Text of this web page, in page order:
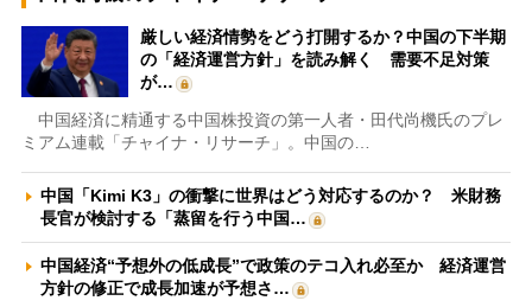
厳しい経済情勢をどう打開するか？中国の下半期
の「経済運営方針」を読み解く 需要不足対策
が…
中国経済に精通する中国株投資の第一人者・田代尚機氏のプレ
ミアム連載「チャイナ・リサーチ」。中国の…
中国「Kimi K3」の衝撃に世界はどう対応するのか？ 米財務
長官が検討する「蒸留を行う中国…
中国経済“予想外の低成長”で政策のテコ入れ必至か 経済運営
方針の修正で成長加速が予想さ…